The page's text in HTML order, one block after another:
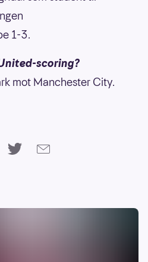
1-3.
scoring?
mot Manchester City.